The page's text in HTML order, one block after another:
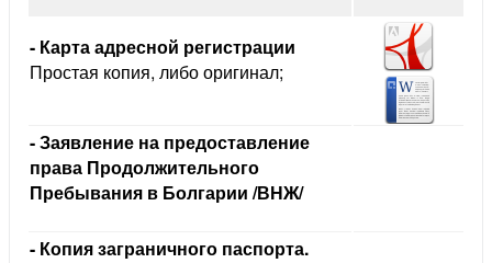
- Карта адресной регистрации
Простая копия, либо оригинал;
- Заявление на предоставление
права Продолжительного
Пребывания в Болгарии /ВНЖ/
- Копия заграничного паспорта.